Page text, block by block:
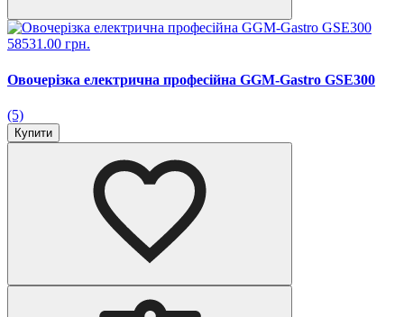
58531.00 грн.
Овочерізка електрична професійна GGM-Gastro GSE300
(5)
Купити